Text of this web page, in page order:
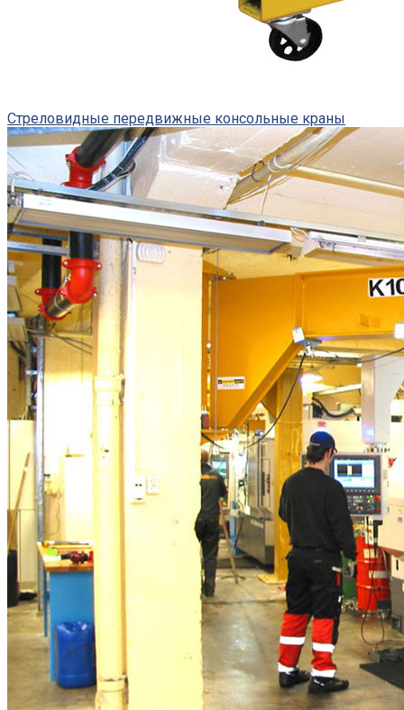
Стреловидные передвижные консольные краны